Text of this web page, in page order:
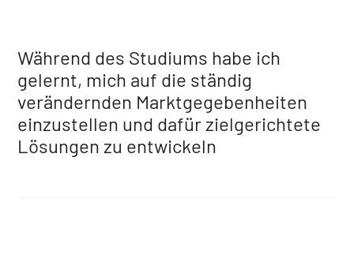
Während des Studiums habe ich
gelernt, mich auf die ständig
verändernden Marktgegebenheiten
einzustellen und dafür zielgerichtete
Lösungen zu entwickeln